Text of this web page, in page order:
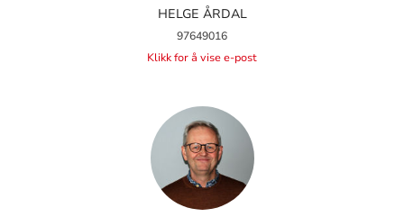
HELGE ÅRDAL
97649016
Klikk for å vise e-post